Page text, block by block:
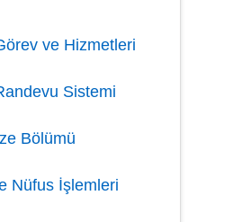
ve Hizmetleri
Sistemi
Bölümü
Nüfus İşlemleri